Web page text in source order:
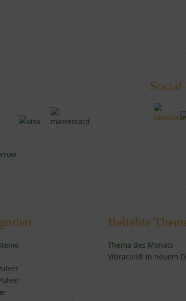
Social
Beliebte
Thema des Monats
Vibracell® in neuem